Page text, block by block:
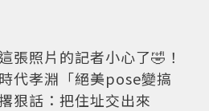
張照片的記者小心了🤣！
代孝淵「絕美pose變搞
狠話：把住址交出來